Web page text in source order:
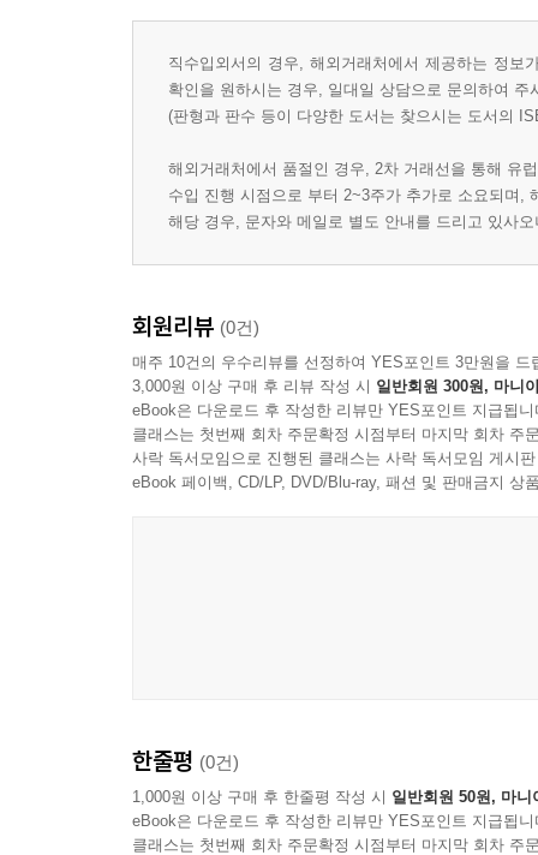
직수입외서의 경우, 해외거래처에서 제공하는 정
확인을 원하시는 경우, 일대일 상담으로 문의하여 주
(판형과 판수 등이 다양한 도서는 찾으시는 도서의
해외거래처에서 품절인 경우, 2차 거래선을 통해 유
수입 진행 시점으로 부터 2~3주가 추가로 소요되며,
해당 경우, 문자와 메일로 별도 안내를 드리고 있사
회원리뷰 (0건)
매주 10건의 우수리뷰를 선정하여 YES포인트 3만원을 드
3,000원 이상 구매 후 리뷰 작성 시 일반회원 300원, 마니
eBook은 다운로드 후 작성한 리뷰만 YES포인트 지급됩니
클래스는 첫번째 회차 주문확정 시점부터 마지막 회차 주
사락 독서모임으로 진행된 클래스는 사락 독서모임 게시
eBook 페이백, CD/LP, DVD/Blu-ray, 패션 및 판매금지 상
한줄평 (0건)
1,000원 이상 구매 후 한줄평 작성 시 일반회원 50원, 마니
eBook은 다운로드 후 작성한 리뷰만 YES포인트 지급됩니
클래스는 첫번째 회차 주문확정 시점부터 마지막 회차 주